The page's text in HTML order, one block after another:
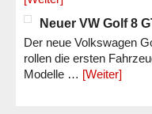
Neuer VW Golf 8
Der neue Volkswagen
rollen die ersten
Modelle … [Weiter]